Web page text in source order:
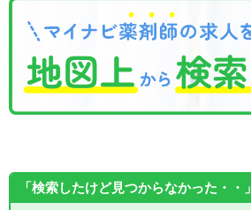
「検索したけど見つからなかった・・」